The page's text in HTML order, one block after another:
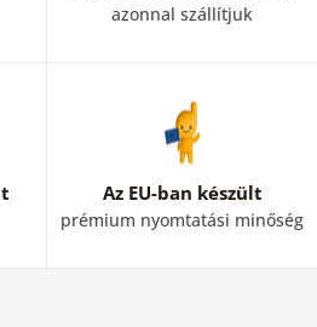
azonnal szállítjuk
Az EU-ban készült
prémium nyomtatási minőség